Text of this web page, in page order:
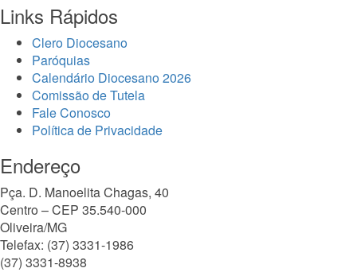
Links Rápidos
Clero Diocesano
Paróquias
Calendário Diocesano 2026
Comissão de Tutela
Fale Conosco
Política de Privacidade
Endereço
Pça. D. Manoelita Chagas, 40
Centro – CEP 35.540-000
Oliveira/MG
Telefax: (37) 3331-1986
(37) 3331-8938